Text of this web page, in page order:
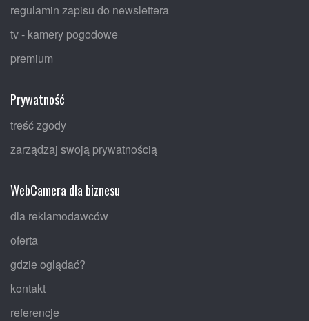
regulamin zapisu do newslettera
tv - kamery pogodowe
premium
Prywatność
treść zgody
zarządzaj swoją prywatnością
WebCamera dla biznesu
dla reklamodawców
oferta
gdzie oglądać?
kontakt
referencje